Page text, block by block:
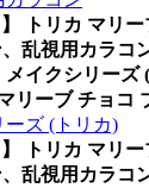
】 トリカ マリ
乱視用カラコ
イクシリーズ
リーブ チョコ
ーズ (トリカ)
】 トリカ マリ
乱視用カラコ